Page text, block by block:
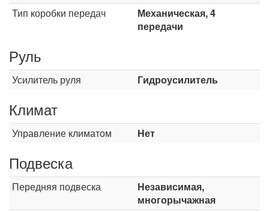
Тип коробки передач
Механическая, 4
передачи
Руль
Усилитель руля Гидроусилитель
Климат
Управление климатом Нет
Подвеска
Передняя подвеска
Независимая,
многорычажная